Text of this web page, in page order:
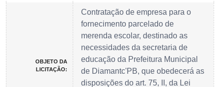
OBJETO DA
LICITAÇÃO:
Contratação de empresa para o
fornecimento parcelado de
merenda escolar, destinado as
necessidades da secretaria de
educação da Prefeitura Municipal
de Diamantc'PB, que obedecerá as
disposições do art. 75, II, da Lei